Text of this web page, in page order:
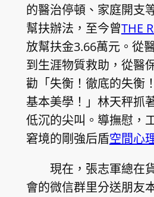
的醫治停頓、家庭開支
幫扶辦法，至今曾THE
放幫扶金3.66萬元。從
到生涯物質救助，從醫
勸「失衡！徹底的失衡
基本美學！」林天秤抓
低沉的尖叫。導撫慰，
窘境的剛強后盾空間心
現在，張志軍總在
會的微信群里分送朋友